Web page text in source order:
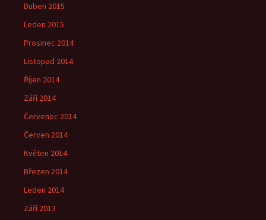
Duben 2015
Leden 2015
Prosinec 2014
Listopad 2014
Říjen 2014
Září 2014
Červenec 2014
Červen 2014
Květen 2014
Březen 2014
Leden 2014
Září 2013